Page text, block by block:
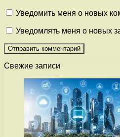
Уведомить меня о новых
Уведомлять меня о новых
Свежие записи